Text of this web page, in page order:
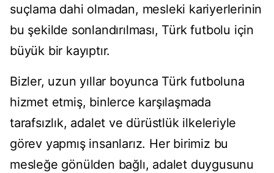
suçlama dahi olmadan, mesleki kariyerlerinin
bu şekilde sonlandırılması, Türk futbolu için
büyük bir kayıptır.
Bizler, uzun yıllar boyunca Türk futboluna
hizmet etmiş, binlerce karşılaşmada
tarafsızlık, adalet ve dürüstlük ilkeleriyle
görev yapmış insanlarız. Her birimiz bu
mesleğe gönülden bağlı, adalet duygusunu